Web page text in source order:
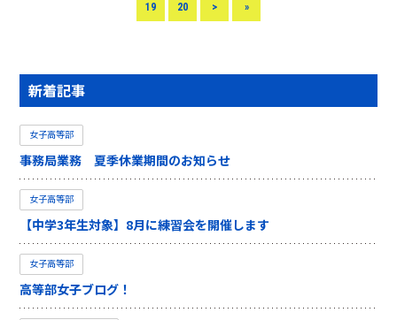
19 20 > »
新着記事
女子高等部
事務局業務 夏季休業期間のお知らせ
女子高等部
【中学3年生対象】8月に練習会を開催します
女子高等部
高等部女子ブログ！